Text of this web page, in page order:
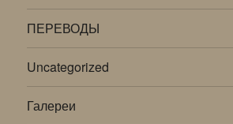
ПЕРЕВОДЫ
Uncategorized
Галереи